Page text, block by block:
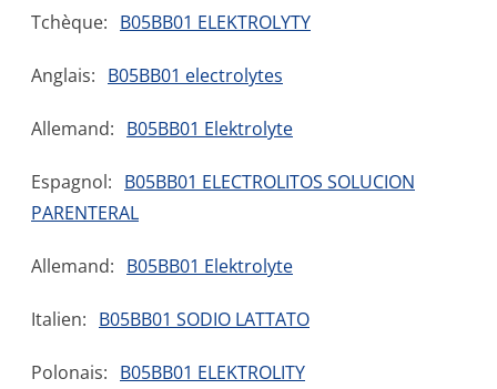
Tchèque: B05BB01 ELEKTROLYTY
Anglais: B05BB01 electrolytes
Allemand: B05BB01 Elektrolyte
Espagnol: B05BB01 ELECTROLITOS SOLUCION
PARENTERAL
Allemand: B05BB01 Elektrolyte
Italien: B05BB01 SODIO LATTATO
Polonais: B05BB01 ELEKTROLITY